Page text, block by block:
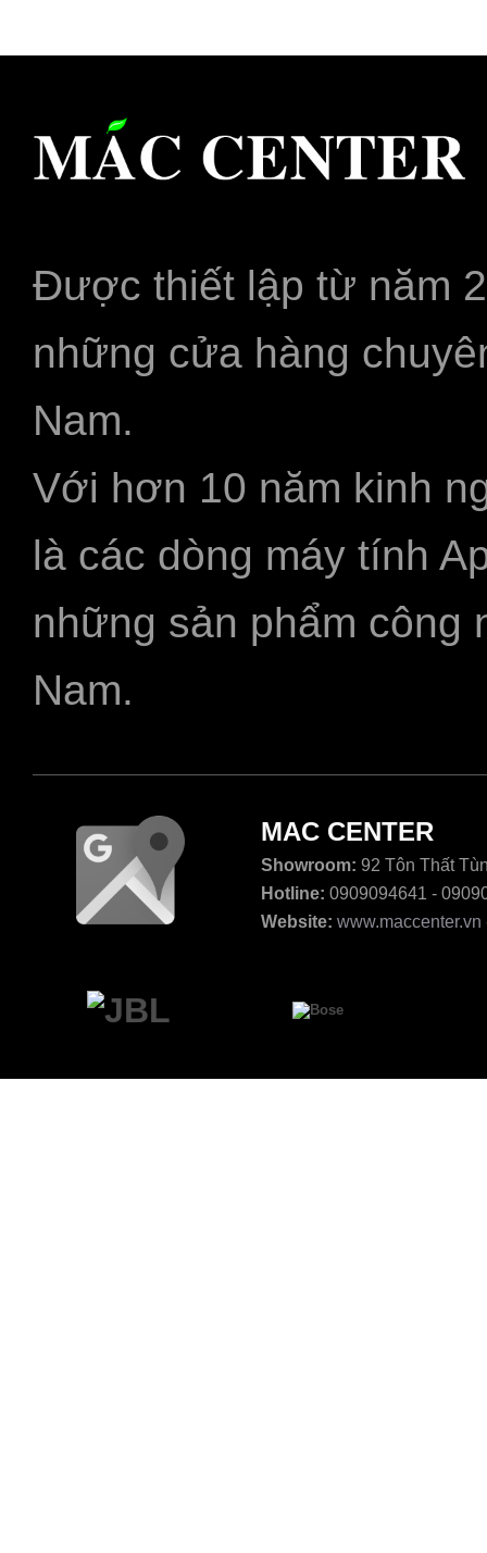
Được thiết lập từ năm
những cửa hàng
Nam.
Với hơn 10 năm kinh
là các dòng máy tính
những sản phẩm công
Nam.
MAC CENTER
Showroom: 92 Tôn Thất
Hotline: 0909094641 -
Website: www.maccenter.vn